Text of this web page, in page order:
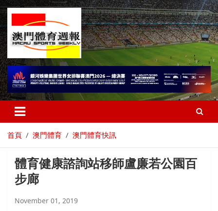
首頁 澳門體育 澳門體育快訊
體育健康諮詢站移師盧廉若公園百
步廊
November 01, 2019